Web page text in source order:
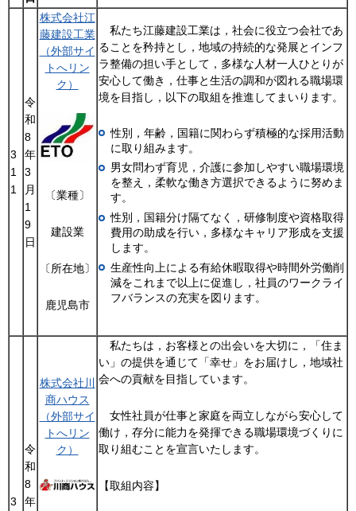
3
1
1
令
和
8
年
3
月
1
9
日
株式会社江
藤建設工業
（外部サイ
トへリン
ク）
〔業種〕
建設業
〔所在地〕
鹿児島市
私たち江藤建設工業は，社会に役立つ会社であ
ることを矜持とし，地域の持続的な発展とインフ
ラ整備の担い手として，多様な人材一人ひとりが
安心して働き，仕事と生活の調和が図れる職場環
境を目指し，以下の取組を推進してまいります。
性別，年齢，国籍に関わらず積極的な採用活動
に取り組みます。
男女問わず育児，介護に参加しやすい職場環境
を整え，柔軟な働き方選択できるように努めま
す。
性別，国籍分け隔てなく，研修制度や資格取得
費用の助成を行い，多様なキャリア形成を支援
します。
生産性向上による有給休暇取得や時間外労働削
減をこれまで以上に促進し，社員のワークライ
フバランスの充実を図ります。
3
令
和
8
年
株式会社川
商ハウス
（外部サイ
トへリン
ク）
私たちは，お客様との出会いを大切に，「住ま
い」の提供を通じて「幸せ」をお届けし，地域社
会への貢献を目指しています。
女性社員が仕事と家庭を両立しながら安心して
働け，存分に能力を発揮できる職場環境づくりに
取り組むことを宣言いたします。
【取組内容】